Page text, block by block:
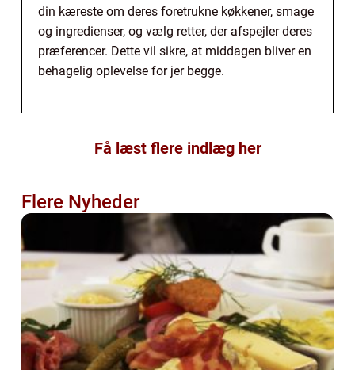
din kæreste om deres foretrukne køkkener, smage
og ingredienser, og vælg retter, der afspejler deres
præferencer. Dette vil sikre, at middagen bliver en
behagelig oplevelse for jer begge.
Få læst flere indlæg her
Flere Nyheder